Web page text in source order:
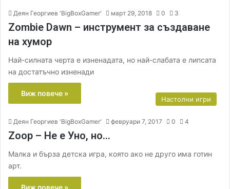
Деян Георгиев 'BigBoxGamer' март 29, 2018 0 3
Zombie Dawn – инструмент за създаване
на хумор
Най-силната черта е изненадата, но най-слабата е липсата
на достатъчно изненади
Виж повече »
Настолни игри
Деян Георгиев 'BigBoxGamer' февруари 7, 2017 0 4
Zoop – Не е Уно, но…
Малка и бърза детска игра, която ако не друго има готин
арт.
Виж повече »